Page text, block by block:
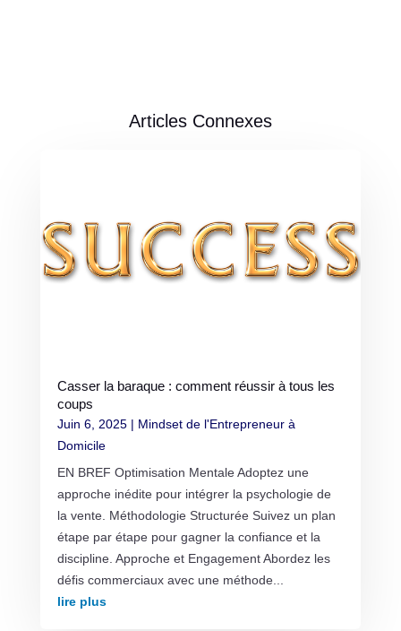
Articles Connexes
Casser la baraque : comment réussir à tous les
coups
Juin 6, 2025| Mindset de l'Entrepreneur à
Domicile
EN BREF Optimisation Mentale Adoptez une
approche inédite pour intégrer la psychologie de
la vente. Méthodologie Structurée Suivez un plan
étape par étape pour gagner la confiance et la
discipline. Approche et Engagement Abordez les
défis commerciaux avec une méthode...
lire plus